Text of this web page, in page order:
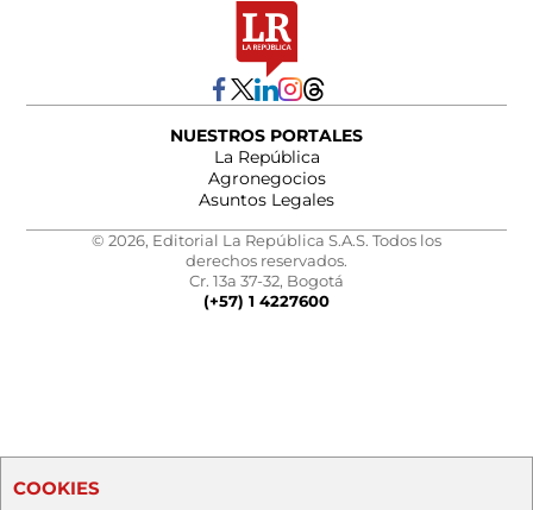
NUESTROS PORTALES
La República
Agronegocios
Asuntos Legales
© 2026, Editorial La República S.A.S. Todos los
derechos reservados.
Cr. 13a 37-32, Bogotá
(+57) 1 4227600
COOKIES